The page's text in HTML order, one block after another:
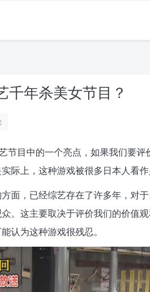
千年杀美女节目？
节目中的一个亮点，如果我们要
际上，这种游戏被很多日本人看作
面，已经综艺存在了许多年，对
。这主要取决于评价我们的价值
认为这种游戏很残忍。